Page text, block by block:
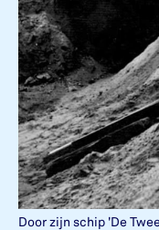
Door zijn schip 'De